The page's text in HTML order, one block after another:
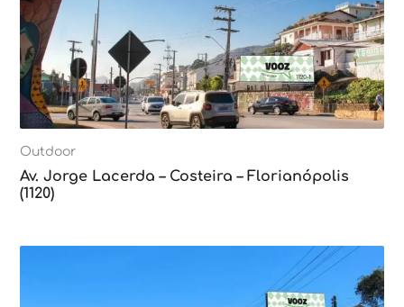
Outdoor
Av. Jorge Lacerda – Costeira – Florianópolis
(1120)